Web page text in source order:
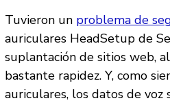
Tuvieron un problema de
auriculares HeadSetup de
suplantación de sitios web,
bastante rapidez. Y, como
auriculares, los datos de voz